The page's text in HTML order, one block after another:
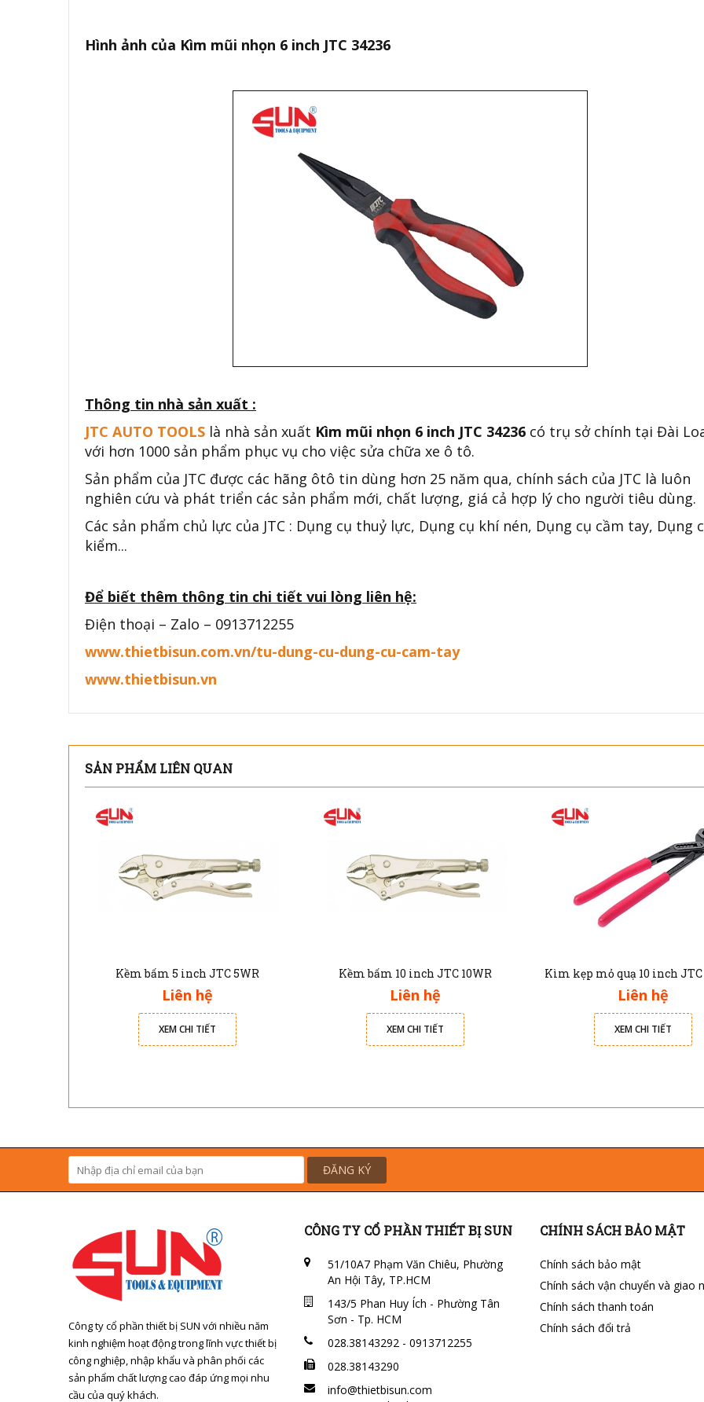
Hình ảnh của Kìm mũi nhọn 6 inch JTC 34236
Thông tin nhà sản xuất :
JTC AUTO TOOLS là nhà sản xuất Kìm mũi nhọn 6 inch JTC 34236 có trụ sở chính tại Đài
với hơn 1000 sản phẩm phục vụ cho việc sửa chữa xe ô tô.
Sản phẩm của JTC được các hãng ôtô tin dùng hơn 25 năm qua, chính sách của JTC là luôn
nghiên cứu và phát triển các sản phẩm mới, chất lượng, giá cả hợp lý cho người tiêu dùng.
Các sản phẩm chủ lực của JTC : Dụng cụ thuỷ lực, Dụng cụ khí nén, Dụng cụ cầm tay, Dụng
kiểm...
Để biết thêm thông tin chi tiết vui lòng liên hệ:
Điện thoại – Zalo – 0913712255
www.thietbisun.com.vn/tu-dung-cu-dung-cu-cam-tay
www.thietbisun.vn
SẢN PHẨM LIÊN QUAN
Kềm bấm 5 inch JTC 5WR
Liên hệ
XEM CHI TIẾT
Kềm bấm 10 inch JTC 10WR
Liên hệ
XEM CHI TIẾT
Kìm kẹp mỏ quạ 10 inch JTC
Liên hệ
XEM CHI TIẾT
ĐĂNG KÝ
Công ty cổ phần thiết bị SUN với nhiều năm
kinh nghiệm hoạt động trong lĩnh vực thiết bị
công nghiệp, nhập khẩu và phân phối các
sản phẩm chất lượng cao đáp ứng mọi nhu
cầu của quý khách.
CÔNG TY CỔ PHẦN THIẾT BỊ SUN
51/10A7 Phạm Văn Chiêu, Phường
An Hội Tây, TP.HCM
143/5 Phan Huy Ích - Phường Tân
Sơn - Tp. HCM
028.38143292 - 0913712255
028.38143290
info@thietbisun.com
CHÍNH SÁCH BẢO MẬT
Chính sách bảo mật
Chính sách vận chuyển và giao
Chính sách thanh toán
Chính sách đổi trả